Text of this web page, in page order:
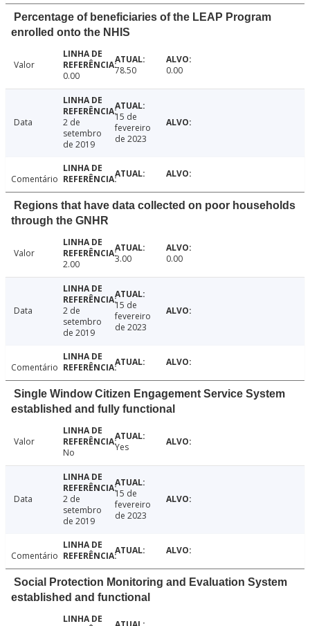
Percentage of beneficiaries of the LEAP Program
enrolled onto the NHIS
Valor
0.00
78.50 0.00
Data
2 de
setembro
de 2019
15 de
fevereiro
de 2023
Comentário
Regions that have data collected on poor households
through the GNHR
Valor
2.00
3.00 0.00
Data
2 de
setembro
de 2019
15 de
fevereiro
de 2023
Comentário
Single Window Citizen Engagement Service System
established and fully functional
Valor
No
Yes
Data
2 de
setembro
de 2019
15 de
fevereiro
de 2023
Comentário
Social Protection Monitoring and Evaluation System
established and functional